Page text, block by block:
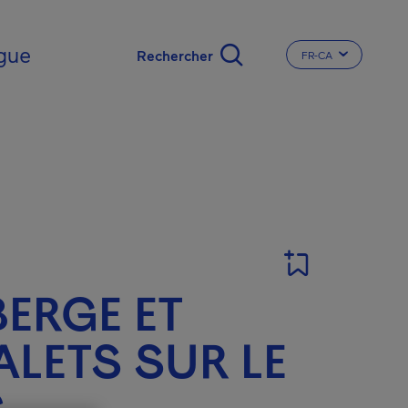
CHANGER LA
FR-CA
ET
SUR LE